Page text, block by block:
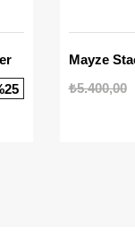
₺5.400,00